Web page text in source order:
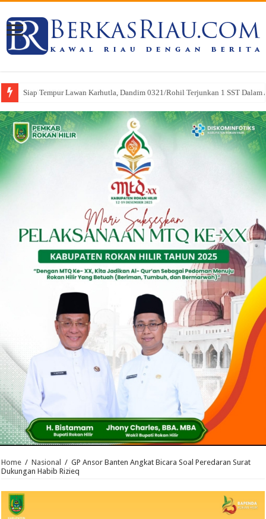
Siap Tempur Lawan Karhutla, Dandim 0321/Rohil Terjunkan 1 SST Dalam
Home / Nasional / GP Ansor Banten Angkat Bicara Soal Peredaran Surat
Dukungan Habib Rizieq